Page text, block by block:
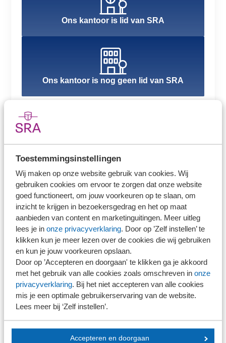
Toestemmingsinstellingen
Wij maken op onze website gebruik van cookies. Wij
gebruiken cookies om ervoor te zorgen dat onze website
goed functioneert, om jouw voorkeuren op te slaan, om
inzicht te krijgen in bezoekersgedrag en het op maat
aanbieden van content en marketinguitingen. Meer uitleg
lees je in onze privacyverklaring. Door op ’Zelf instellen’ te
klikken kun je meer lezen over de cookies die wij gebruiken
en kun je jouw voorkeuren opslaan.
Door op ’Accepteren en doorgaan' te klikken ga je akkoord
met het gebruik van alle cookies zoals omschreven in onze
privacyverklaring. Bij het niet accepteren van alle cookies
mis je een optimale gebruikerservaring van de website.
Lees meer bij ‘Zelf instellen’.
Accepteren en doorgaan
Ons kantoor is lid van SRA
Ons kantoor is nog geen lid van SRA
Meer over dit onderwerp
Instructie Verzekerd belang
Praktijkhandreiking Afsluiting Controledossiers
Praktijkhandreiking De controleverklaring bij
financiële overzichten
Praktijkhandreiking Werkzaamheden
beginbalans bij overname
(controle)opdrachten
Signalering Controle opbrengstverantwoording
automobielbedrijf